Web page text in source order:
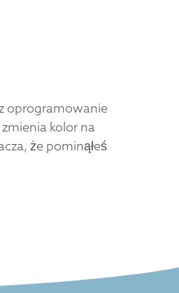
oprogramowanie
kolor na
że pominąłeś